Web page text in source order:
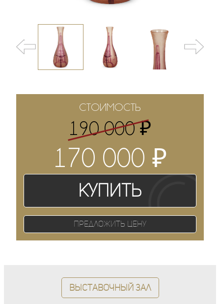
СТОИМОСТЬ
190 000₽
170 000 ₽
Купить
Предложить цену
Выставочный зал